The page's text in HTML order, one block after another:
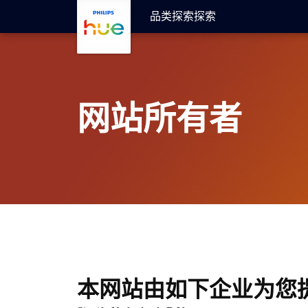
品类探索探索
网站所有者
本网站由如下企业为您